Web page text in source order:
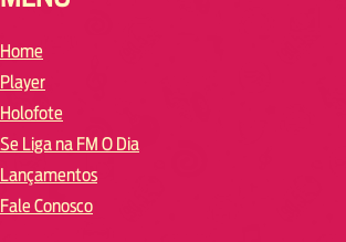
Home
Player
Holofote
Se Liga na FM O Dia
Lançamentos
Fale Conosco